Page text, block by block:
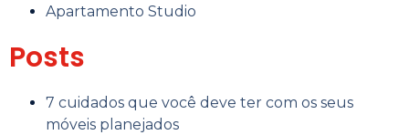
Apartamento Studio
Posts
7 cuidados que você deve ter com os seus
móveis planejados